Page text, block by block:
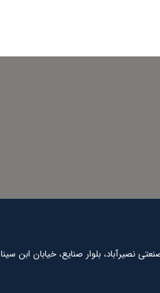
نصیرآباد، بلوار صنایع، خیابان ابن سینا،